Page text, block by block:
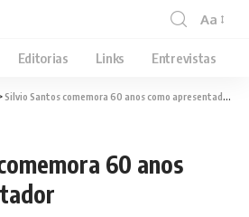
Aa
Editorias Links Entrevistas
Silvio Santos comemora 60 anos como apresentador
60 anos